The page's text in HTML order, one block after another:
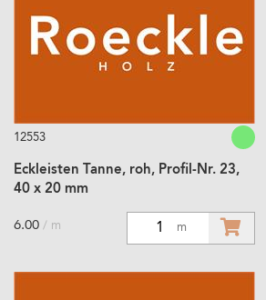
12553
Eckleisten Tanne, roh, Profil-Nr. 23,
40 x 20 mm
m
6.00 / m